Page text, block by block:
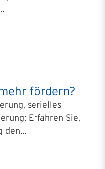
fördern?
serielles
Erfahren Sie,
den...